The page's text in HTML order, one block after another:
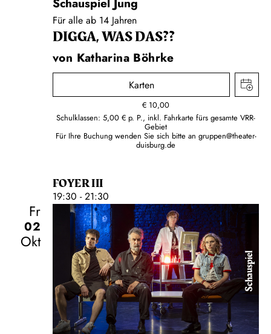
Für alle ab 14 Jahren
DIGGA, WAS DAS??
von Katharina Böhrke
Karten
€ 10,00
Schulklassen: 5,00 € p. P., inkl. Fahrkarte fürs gesamte VRR-
Gebiet
Für Ihre Buchung wenden Sie sich bitte an gruppen@theater-
duisburg.de
FOYER III
19:30 - 21:30
Fr
02
Okt
Schauspiel